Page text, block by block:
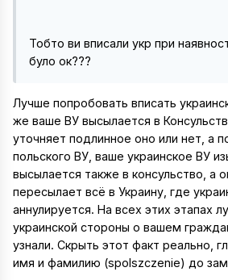
Тобто ви вписали укр при
було ок???
Лучше попробовать вписать
же ваше ВУ высылается в
уточняет подлинное оно или нет, а
польского ВУ, ваше украинское ВУ
высылается также в консульство, а
пересылает всё в Украину, где
аннулируется. На всех этих этапах
украинской стороны о вашем
узнали. Скрыть этот факт реально,
имя и фамилию (spolszczenie) до